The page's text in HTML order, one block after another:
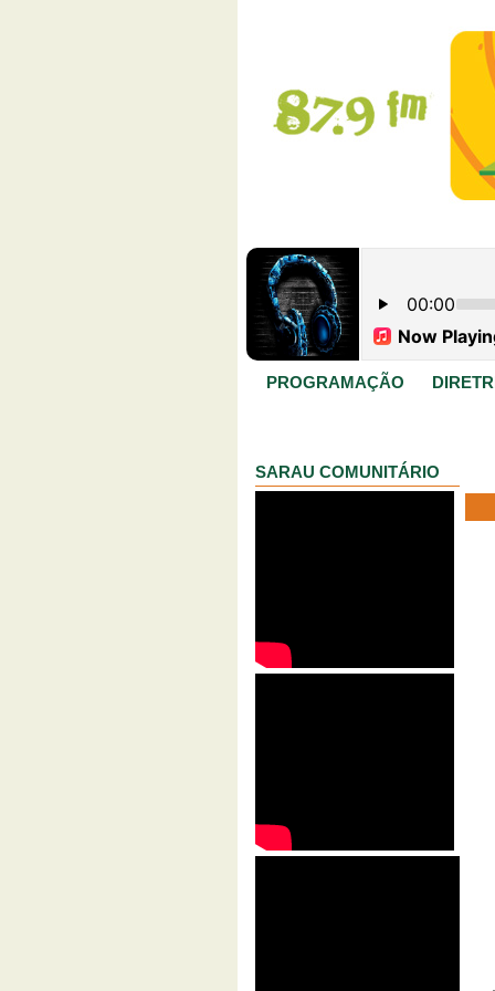
PROGRAMAÇÃO
SARAU COMUNITÁRIO